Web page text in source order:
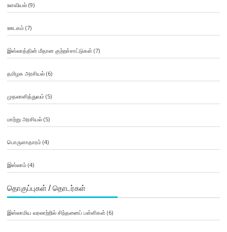
உளவியல்(9)
ஊடகம்(7)
இஸ்லாத்தின் மீதான குற்றச்சாட்டுகள் (7)
தமிழக அரசியல்(6)
முதலாளித்துவம்(5)
மாற்று அரசியல்(5)
பொருளாதாரம்(4)
இஸ்லாம்(4)
தொகுப்புகள் / தொடர்கள்
இஸ்லாமிய வரலாற்றில் சிந்தனைப் பள்ளிகள் (6)